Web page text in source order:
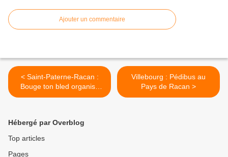
Ajouter un commentaire
< Saint-Paterne-Racan :
Bouge ton bled organise
une réunion publique
Villebourg : Pédibus au
Pays de Racan >
Hébergé par Overblog
Top articles
Pages